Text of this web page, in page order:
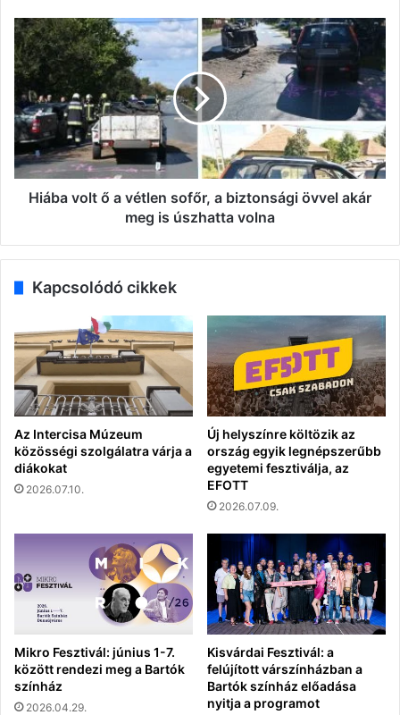
Hiába
volt
ő
a
vétlen
sofőr,
a
biztonsági
övvel
akárHiába volt ő a vétlen sofőr, a biztonsági övvel akár
meg is úszhatta volna
Kapcsolódó cikkek
Az Intercisa Múzeum
közösségi szolgálatra várja a
diákokat
2026.07.10.
Új helyszínre költözik az
ország egyik legnépszerűbb
egyetemi fesztiválja, az
EFOTT
2026.07.09.
Mikro Fesztivál: június 1-7.
között rendezi meg a Bartók
színház
2026.04.29.
Kisvárdai Fesztivál: a
felújított várszínházban a
Bartók színház előadása
nyitja a programot